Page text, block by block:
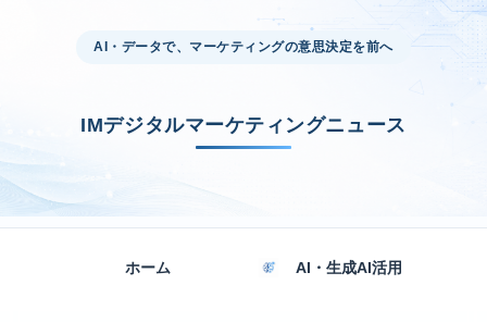
AI・データで、マーケティングの意思決定を前へ
IMデジタルマーケティングニュース
ホーム AI・生成AI活用